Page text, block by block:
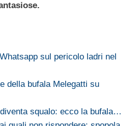
sul pericolo ladri nel
della bufala Melegatti su
squalo: ecco la bufala…